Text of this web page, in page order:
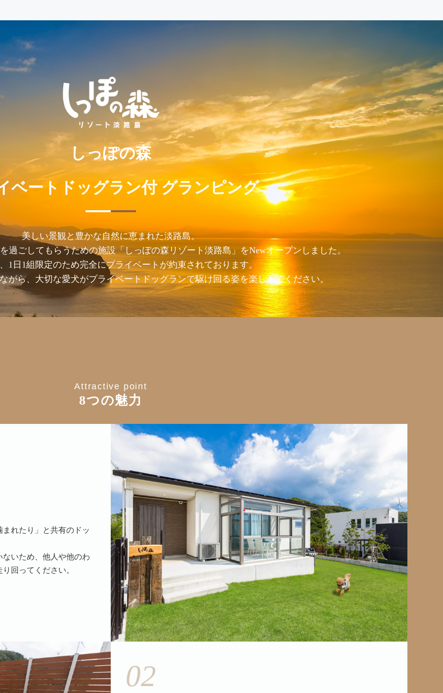
しっぽの森
ベートドッグラン付グランピング
美しい景観と豊かな自然に恵まれた淡路島。
過ごしてもらうための施設「しっぽの森リゾート淡路島」をNewオープンしました。
1日1組限定のため完全にプライベートが約束されております。
がら、大切な愛犬がプライベートドッグランで駆け回る姿を楽しんでください。
Attractive point
8つの魅力
れたり」と共有のドッ
いため、他人や他のわ
回ってください。
02